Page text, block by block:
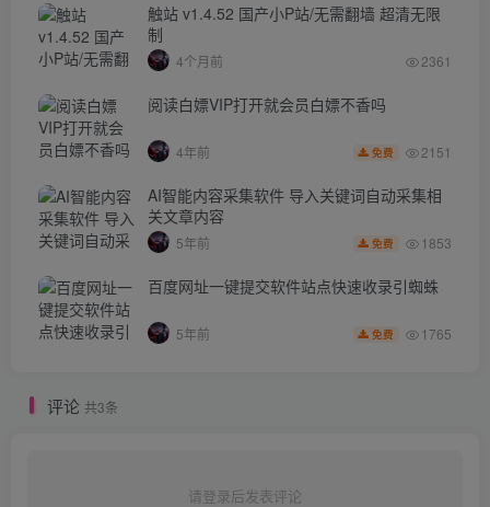
触站 v1.4.52 国产小P站/无需翻墙 超清无限
制
4个月前 2361
阅读白嫖VIP打开就会员白嫖不香吗
4年前 免费 2151
AI智能内容采集软件 导入关键词自动采集相
关文章内容
5年前 免费 1853
百度网址一键提交软件站点快速收录引蜘蛛
5年前 免费 1765
评论 共3条
请登录后发表评论